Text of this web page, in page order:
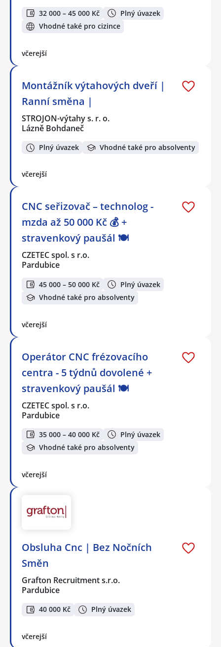
32 000 – 45 000 Kč
Plný úvazek
Vhodné také pro cizince
včerejší
Montážník výtahových dveří |
Ranní směna |
STROJON-výtahy s. r. o.
Lázně Bohdaneč
Plný úvazek Vhodné také pro absolventy
včerejší
CNC seřizovač – technolog -
mzda až 50 000 Kč 💰 +
stravenkový paušál 🍽️
CZETEC spol. s r.o.
Pardubice
45 000 – 50 000 Kč
Plný úvazek
Vhodné také pro absolventy
včerejší
Operátor CNC frézovacího
centra - 5 týdnů dovolené +
stravenkový paušál 🍽️
CZETEC spol. s r.o.
Pardubice
35 000 – 40 000 Kč
Plný úvazek
Vhodné také pro absolventy
včerejší
Obsluha Cnc | Bez Nočních
Směn
Grafton Recruitment s.r.o.
Pardubice
40 000 Kč Plný úvazek
včerejší